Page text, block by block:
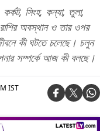
সিংহ, কন্যা, তুলা,
অবস্থান ও তার ওপর
কী ঘটতে চলেছে। চলুন
সম্পর্কে আজ কী বলছে।
IST